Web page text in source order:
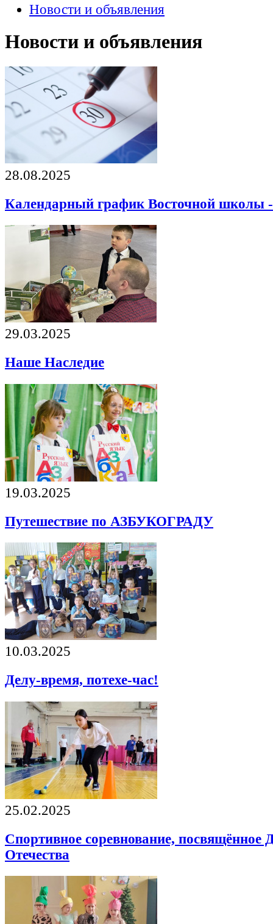
Новости и объявления
Новости и объявления
28.08.2025
Календарный график Восточной школы
29.03.2025
Наше Наследие
19.03.2025
Путешествие по АЗБУКОГРАДУ
10.03.2025
Делу-время, потехе-час!
25.02.2025
Спортивное соревнование,
Отечества